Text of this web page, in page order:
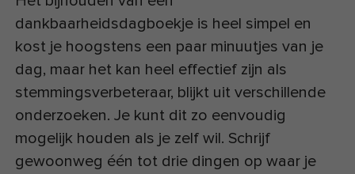
dankbaarheidsdagboekje is heel simpel en
kost je hoogstens een paar minuutjes van je
dag, maar het kan heel effectief zijn als
stemmingsverbeteraar, blijkt uit verschillende
onderzoeken. Je kunt dit zo eenvoudig
mogelijk houden als je zelf wil. Schrijf
gewoonweg één tot drie dingen op waar je